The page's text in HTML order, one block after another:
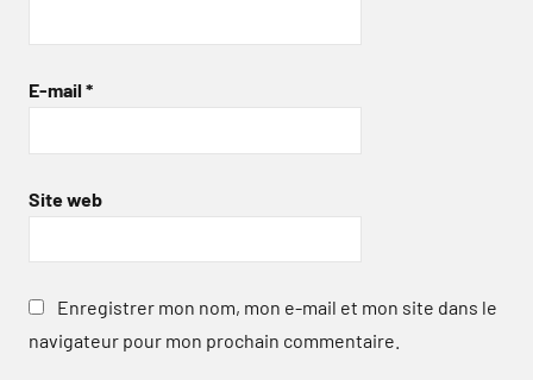
E-mail *
Site web
Enregistrer mon nom, mon e-mail et mon site dans le
navigateur pour mon prochain commentaire.